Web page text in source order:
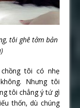
tôi ghê tởm bản
tôi có nhẹ
Nhưng tôi
tôi chẳng ý tứ gì
thốn, dù chúng